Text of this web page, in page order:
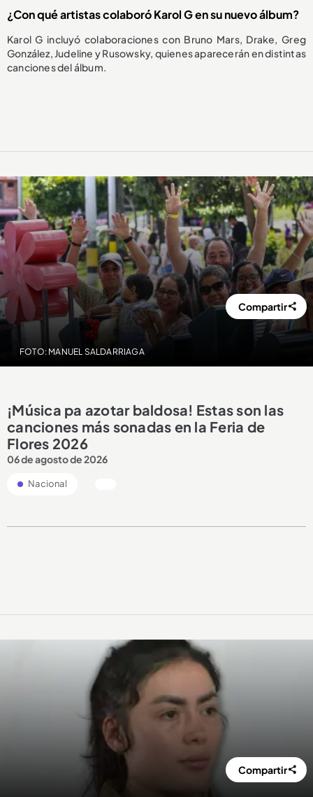
¿Con qué artistas colaboró Karol G en su nuevo álbum?
Karol G incluyó colaboraciones con Bruno Mars, Drake, Greg
González, Judeline y Rusowsky, quienes aparecerán en distintas
canciones del álbum.
FOTO: MANUEL SALDARRIAGA
Compartir
¡Música pa azotar baldosa! Estas son las
canciones más sonadas en la Feria de
Flores 2026
06 de agosto de 2026
Nacional
Compartir